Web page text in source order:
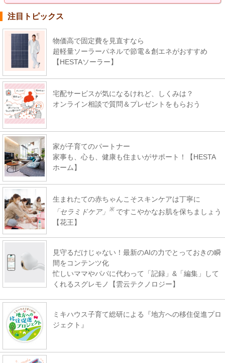
注目トピックス
物価高で固定費を見直すなら
超軽量ソーラーパネルで節電＆創エネがおすすめ
【HESTAソーラー】
宅配サービスが気になるけれど、しくみは？
オンライン相談で質問＆プレゼントをもらおう
家が子育てのパートナー
家事も、心も、健康も住まいがサポート！【HESTA
ホーム】
生まれたての赤ちゃんこそスキンケアは丁寧に
「セラミドケア」
※ ですこやかなお肌を保ちましょう
【花王】
見守るだけじゃない！最新のAIの力でとっておきの瞬
間をコンテンツ化
忙しいママやパパに代わって「記録」&「編集」して
くれるスグレモノ【雲云テクノロジー】
ミキハウス子育て総研による『地方への移住促進プロ
ジェクト』